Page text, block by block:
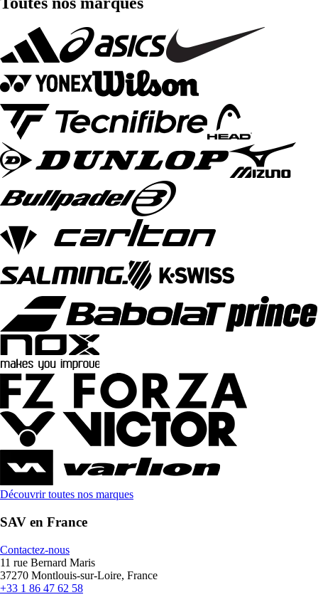
Découvrir toutes nos marques
SAV en France
Contactez-nous
11 rue Bernard Maris
37270 Montlouis-sur-Loire, France
+33 1 86 47 62 58